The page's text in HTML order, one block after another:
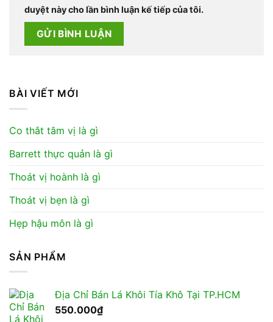
duyệt này cho lần bình luận kế tiếp của tôi.
BÀI VIẾT MỚI
Co thắt tâm vị là gì
Barrett thực quản là gì
Thoát vị hoành là gì
Thoát vị bẹn là gì
Hẹp hậu môn là gì
SẢN PHẨM
Địa Chỉ Bán Lá Khôi Tía Khô Tại TP.HCM
550.000₫